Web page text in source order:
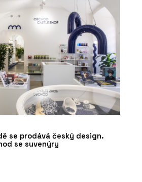
se prodává český design.
se suvenýry